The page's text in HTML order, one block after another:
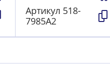
Артикул 518-
7985А2